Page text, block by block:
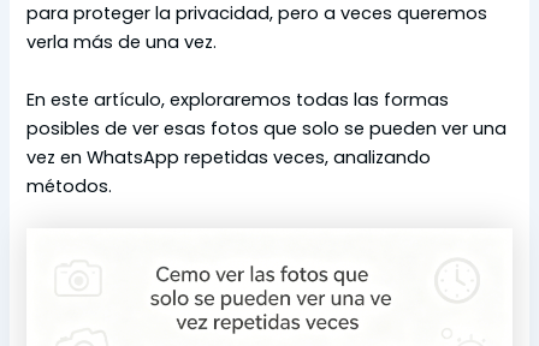
para proteger la privacidad, pero a veces queremos
verla más de una vez.
En este artículo, exploraremos todas las formas
posibles de ver esas fotos que solo se pueden ver una
vez en WhatsApp repetidas veces, analizando
métodos.